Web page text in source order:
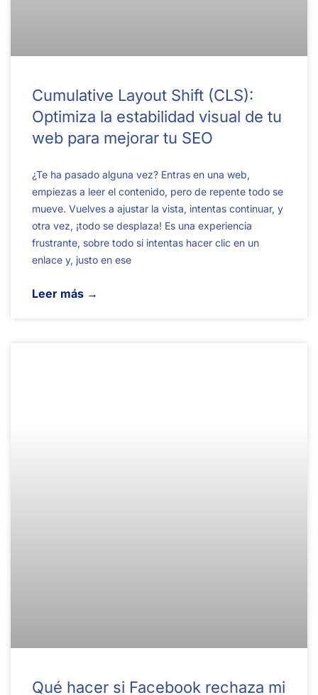
Cumulative Layout Shift (CLS):
Optimiza la estabilidad visual de tu
web para mejorar tu SEO
¿Te ha pasado alguna vez? Entras en una web,
empiezas a leer el contenido, pero de repente todo se
mueve. Vuelves a ajustar la vista, intentas continuar, y
otra vez, ¡todo se desplaza! Es una experiencia
frustrante, sobre todo si intentas hacer clic en un
enlace y, justo en ese
Leer más →
Qué hacer si Facebook rechaza mi